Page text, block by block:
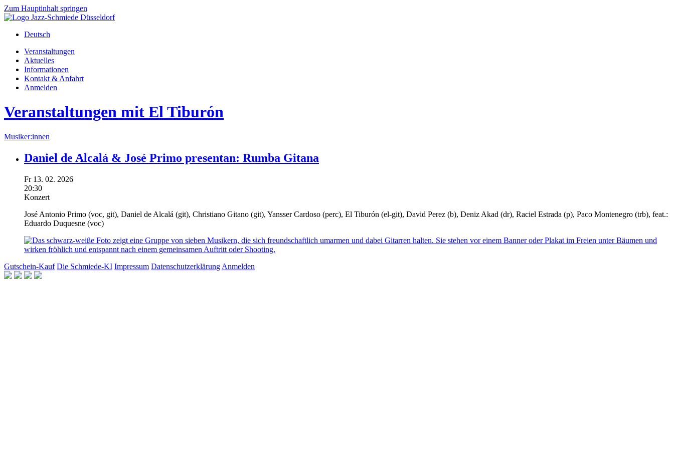
Zum Hauptinhalt springen
Deutsch
Veranstaltungen
Aktuelles
Informationen
Kontakt & Anfahrt
Anmelden
Veranstaltungen mit El Tiburón
Musiker:innen
Daniel de Alcalá & José Primo presentan: Rumba Gitana
Fr 13. 02. 2026
20:30
Konzert
José Antonio Primo (voc, git), Daniel de Alcalá (git), Christiano Gitano (git), Yansser Cardoso (perc), El Tiburón (el-git), David Perez (b), Deniz Akad (dr), Raciel Estrada (p), Paco Montenegro (trb), feat.:
Eduardo Duquesne (voc)
Gutschein-Kauf Die Schmiede-KI Impressum Datenschutzerklärung Anmelden